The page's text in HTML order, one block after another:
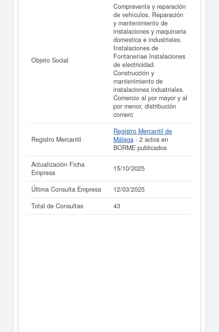
Objeto Social
Compraventa y reparación
de vehículos. Reparación
y mantenimiento de
instalaciones y maquinaria
domestica e industriales.
Instalaciones de
Fontaneríae Instalaciones
de electricidad.
Construcción y
mantenimiento de
instalaciones industriales.
Comercio al por mayor y al
por menor, distribución
comerc
Registro Mercantil
Registro Mercantil de
Málaga - 2 actos en
BORME publicados
Actualización Ficha
Empresa
15/10/2025
Última Consulta Empresa
12/03/2025
Total de Consultas
43